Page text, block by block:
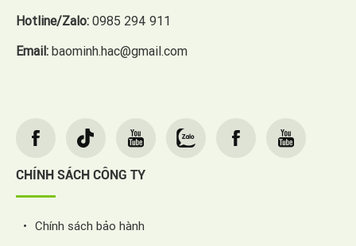
Hotline/Zalo: 0985 294 911
Email: baominh.hac@gmail.com
CHÍNH SÁCH CÔNG TY
Chính sách bảo hành